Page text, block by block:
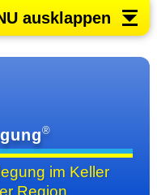
ausklappen
®
im Keller
Region